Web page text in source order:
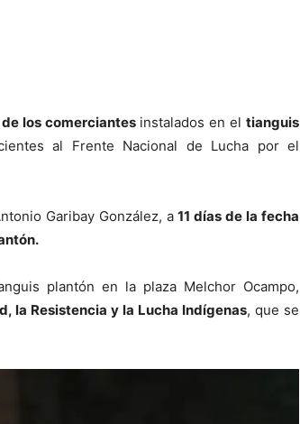
los comerciantesinstalados en eltianguis
al Frente Nacional de Lucha por el
Garibay González, a 11 días de la fecha
plantón en la plaza Melchor Ocampo,
la Resistencia y la Lucha Indígenas, que se